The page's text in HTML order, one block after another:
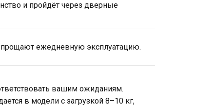
и пройдёт через дверные
ежедневную эксплуатацию.
вашим ожиданиям.
в модели с загрузкой 8–10 кг,